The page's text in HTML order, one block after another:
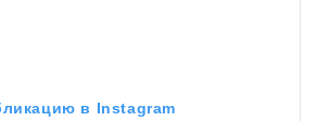
в Instagram